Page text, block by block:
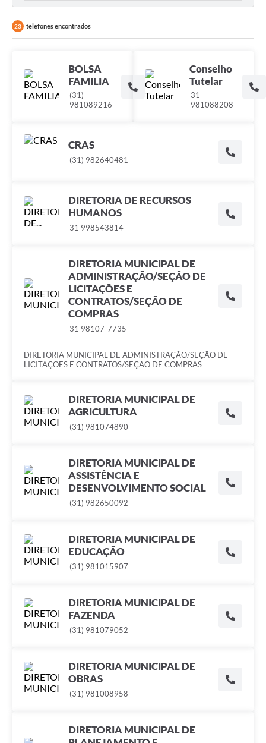
Carta de Serviços
Telefones Úteis
Contato
23 telefones encontrados
BOLSA
FAMILIA
(31)
981089216
Conselho
Tutelar
31
981088208
CRAS
(31) 982640481
DIRETORIA DE RECURSOS
HUMANOS
31 998543814
DIRETORIA MUNICIPAL DE
ADMINISTRAÇÃO/SEÇÃO DE
LICITAÇÕES E
CONTRATOS/SEÇÃO DE
COMPRAS
31 98107-7735
DIRETORIA MUNICIPAL DE ADMINISTRAÇÃO/SEÇÃO DE
LICITAÇÕES E CONTRATOS/SEÇÃO DE COMPRAS
DIRETORIA MUNICIPAL DE
AGRICULTURA
(31) 981074890
DIRETORIA MUNICIPAL DE
ASSISTÊNCIA E
DESENVOLVIMENTO SOCIAL
(31) 982650092
DIRETORIA MUNICIPAL DE
EDUCAÇÃO
(31) 981015907
DIRETORIA MUNICIPAL DE
FAZENDA
(31) 981079052
DIRETORIA MUNICIPAL DE
OBRAS
(31) 981008958
DIRETORIA MUNICIPAL DE